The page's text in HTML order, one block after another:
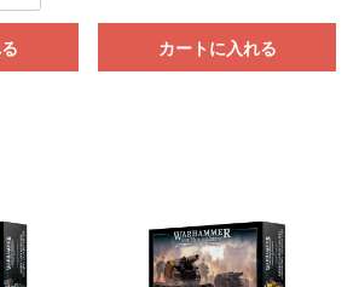
カートに入れる